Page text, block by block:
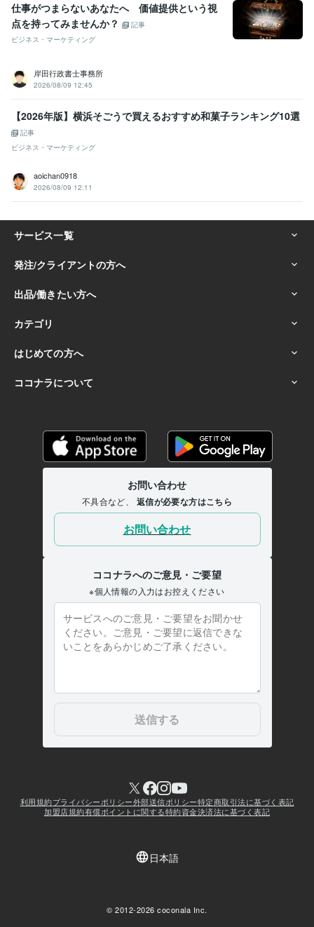
仕事がつまらないあなたへ 価値提供という視
点を持ってみませんか？
記事
ビジネス・マーケティング
岸田行政書士事務所
2026/08/09 12:45
【2026年版】横浜そごうで買えるおすすめ和菓子ランキング10選
記事
ビジネス・マーケティング
aoichan0918
2026/08/09 12:11